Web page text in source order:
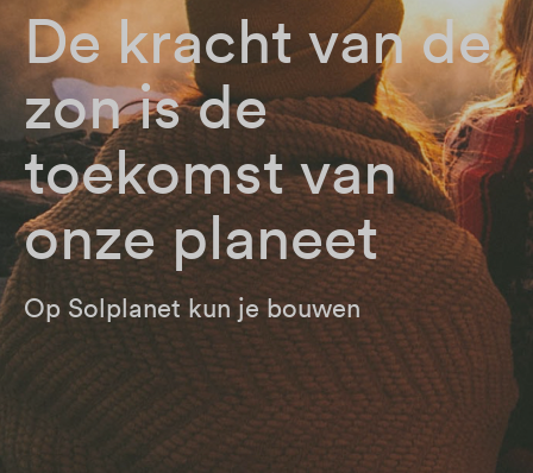
De kracht van de
zon is de
toekomst van
onze planeet
Op Solplanet kun je bouwen